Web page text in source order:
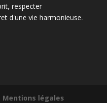
respecter
d'une vie harmonieuse.
Mentions légales